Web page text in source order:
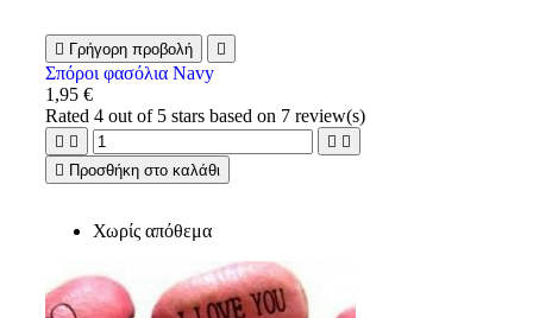
 Γρήγορη προβολή 
Σπόροι φασόλια Navy
1,95 €
Rated4 out of 5 stars based on 7 review(s)
   
 Προσθήκη στο καλάθι
Χωρίς απόθεμα